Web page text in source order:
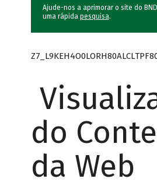
Ajude-nos a aprimorar o site do
uma rápida pesquisa.
do
da Web